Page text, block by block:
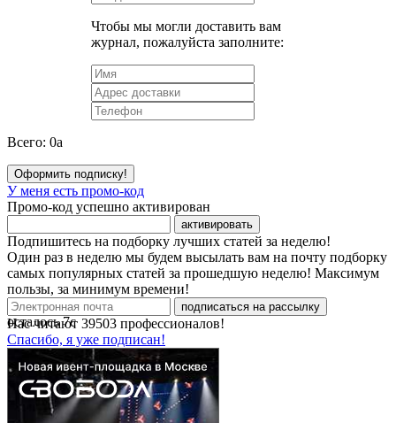
Чтобы мы могли доставить вам
журнал, пожалуйста заполните:
Всего: 0a
Оформить подписку!
У меня есть промо-код
Промо-код успешно активирован
активировать
Подпишитесь на подборку лучших статей за неделю!
Один раз в неделю мы будем высылать вам на почту подборку
самых популярных статей за прошедшую неделю! Максимум
пользы, за минимум времени!
подписаться на рассылку
Нас читают 39503 профессионалов!
Спасибо, я уже подписан!
осталось7с